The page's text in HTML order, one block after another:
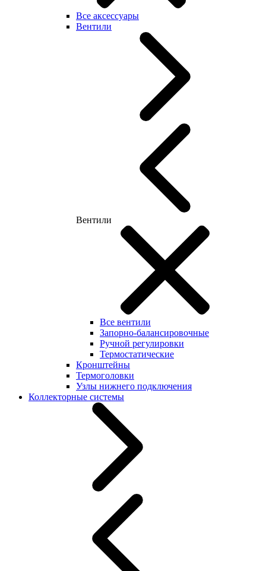
Все аксессуары
Вентили
Вентили
Все вентили
Запорно-балансировочные
Ручной регулировки
Термостатические
Кронштейны
Термоголовки
Узлы нижнего подключения
Коллекторные системы